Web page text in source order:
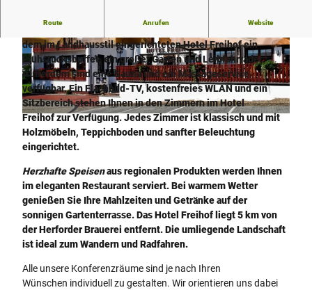
©CC-BY-SA
© (c) Florian Busch |CC-BY-SA © (c) Florian Busch |CC-BY-SA
Route Anrufen Website
dem im Landhausstil eingerichteten Hotel Freihof ein
Frühstücksbuffet, ein großer Garten und Leihfahrräder.
Außerdem sind eine Sauna und ein Massageservice
verfügbar. Ein Flachbild-TV, kostenfreies WLAN und ein
Sitzbereich stehen Ihnen in den Zimmern im Hotel
Freihof zur Verfügung. Jedes Zimmer ist klassisch und mit
Holzmöbeln, Teppichboden und sanfter Beleuchtung
eingerichtet.
Herzhafte Speisenaus regionalen Produkten werden Ihnen
im eleganten Restaurant serviert. Bei warmem Wetter
genießen Sie Ihre Mahlzeiten und Getränke auf der
sonnigen Gartenterrasse. Das Hotel Freihof liegt 5 km von
der Herforder Brauerei entfernt. Die umliegende Landschaft
ist ideal zum Wandern und Radfahren.
Alle unsere Konferenzräume sind je nach Ihren
Wünschen individuell zu gestalten. Wir orientieren uns dabei